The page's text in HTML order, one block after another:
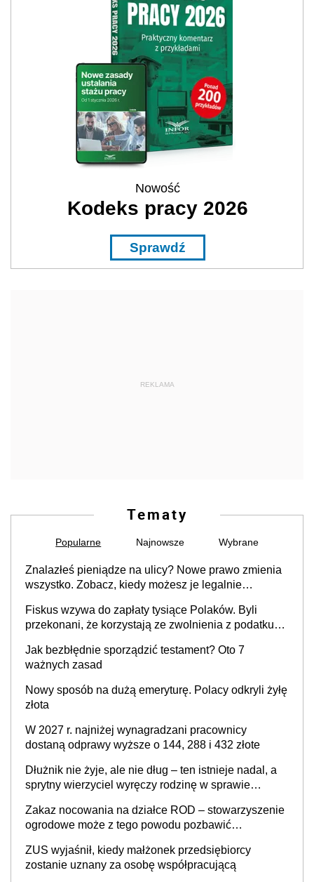
Nowość
Kodeks pracy 2026
Sprawdź
REKLAMA
Tematy
Popularne Najnowsze Wybrane
Znalazłeś pieniądze na ulicy? Nowe prawo zmienia
wszystko. Zobacz, kiedy możesz je legalnie
Fiskus wzywa do zapłaty tysiące Polaków. Byli
przekonani, że korzystają ze zwolnienia z podatku
Jak bezbłędnie sporządzić testament? Oto 7
ważnych zasad
Nowy sposób na dużą emeryturę. Polacy odkryli żyłę
złota
W 2027 r. najniżej wynagradzani pracownicy
dostaną odprawy wyższe o 144, 288 i 432 złote
Dłużnik nie żyje, ale nie dług – ten istnieje nadal, a
sprytny wierzyciel wyręczy rodzinę w sprawie
Zakaz nocowania na działce ROD – stowarzyszenie
ogrodowe może z tego powodu pozbawić
dzierżawę)?
ZUS wyjaśnił, kiedy małżonek przedsiębiorcy
zostanie uznany za osobę współpracującą